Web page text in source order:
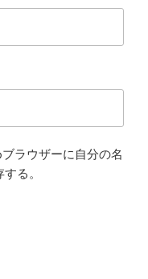
ラウザーに自分の名
る。